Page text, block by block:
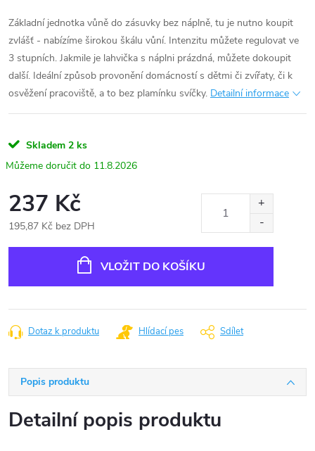
Základní jednotka vůně do zásuvky bez náplně, tu je nutno koupit
zvlášť - nabízíme širokou škálu vůní. Intenzitu můžete regulovat ve
3 stupních. Jakmile je lahvička s náplni prázdná, můžete dokoupit
další. Ideální způsob provonění domácností s dětmi či zvířaty, či k
osvěžení pracoviště, a to bez plamínku svíčky. Detailní informace
Skladem 2 ks
11.8.2026
237 Kč
195,87 Kč bez DPH
VLOŽIT DO KOŠÍKU
Dotaz k produktu Hlídací pes Sdílet
Popis produktu
Detailní popis produktu